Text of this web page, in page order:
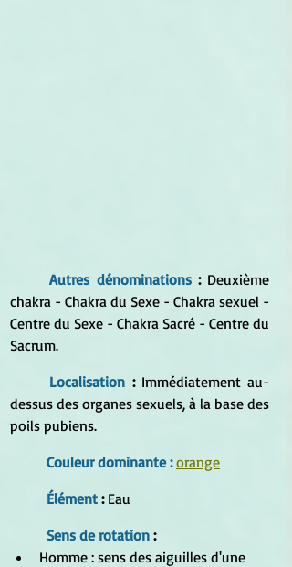
Autres dénominations : Deuxième
chakra - Chakra du Sexe - Chakra sexuel -
Centre du Sexe - Chakra Sacré - Centre du
Sacrum.
Localisation : Immédiatement au-
dessus des organes sexuels, à la base des
poils pubiens.
Couleur dominante : orange
Élément : Eau
Sens de rotation :
Homme : sens des aiguilles d'une